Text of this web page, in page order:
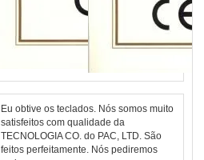
Eu obtive os teclados. Nós somos muito
satisfeitos com qualidade da
TECNOLOGIA CO. do PAC, LTD. São
feitos perfeitamente. Nós pediremos